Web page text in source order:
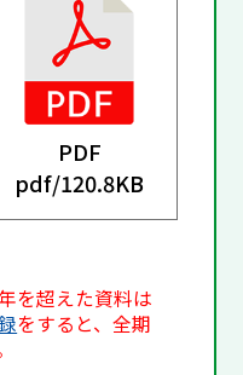
PDF
pdf/120.8KB
を超えた資料は
をすると、全期